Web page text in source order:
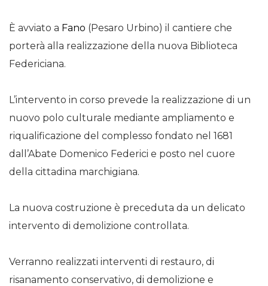
È avviato a Fano (Pesaro Urbino) il cantiere che
porterà alla realizzazione della nuova Biblioteca
Federiciana.
L’intervento in corso prevede la realizzazione di un
nuovo polo culturale mediante ampliamento e
riqualificazione del complesso fondato nel 1681
dall’Abate Domenico Federici e posto nel cuore
della cittadina marchigiana.
La nuova costruzione è preceduta da un delicato
intervento di demolizione controllata.
Verranno realizzati interventi di restauro, di
risanamento conservativo, di demolizione e